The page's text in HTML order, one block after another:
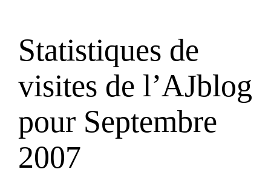
Statistiques de
visites de l’AJblog
pour Septembre
2007